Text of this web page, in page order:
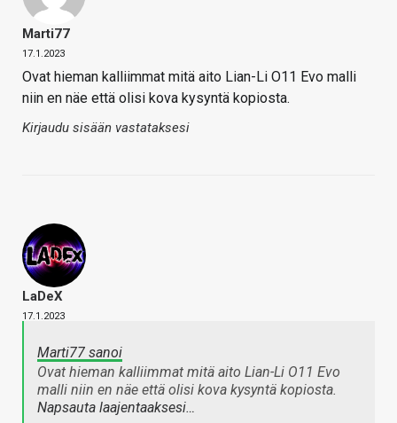
Marti77
17.1.2023
Ovat hieman kalliimmat mitä aito Lian-Li O11 Evo malli
niin en näe että olisi kova kysyntä kopiosta.
Kirjaudu sisään vastataksesi
LaDeX
17.1.2023
Marti77 sanoi
Ovat hieman kalliimmat mitä aito Lian-Li O11 Evo
malli niin en näe että olisi kova kysyntä kopiosta.
Napsauta laajentaaksesi…